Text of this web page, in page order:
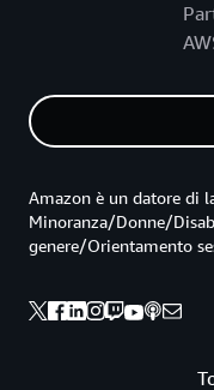
Amazon è un datore di
Minoranza/Donne/
genere/Orientamento